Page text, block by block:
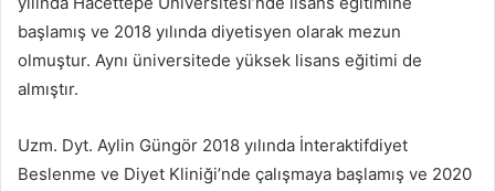
başlamış ve 2018 yılında diyetisyen olarak mezun
olmuştur. Aynı üniversitede yüksek lisans eğitimi de
almıştır.
Uzm. Dyt. Aylin Güngör 2018 yılında İnteraktifdiyet
Beslenme ve Diyet Kliniği’nde çalışmaya başlamış ve 2020